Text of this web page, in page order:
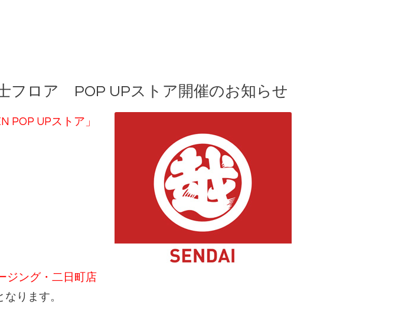
ロア POP UPストア開催のお知らせ
POP UPストア」
ジング・二日町店
なります。